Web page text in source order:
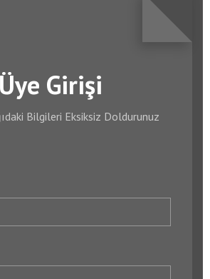
Üye Girişi
Bilgileri Eksiksiz Doldurunuz